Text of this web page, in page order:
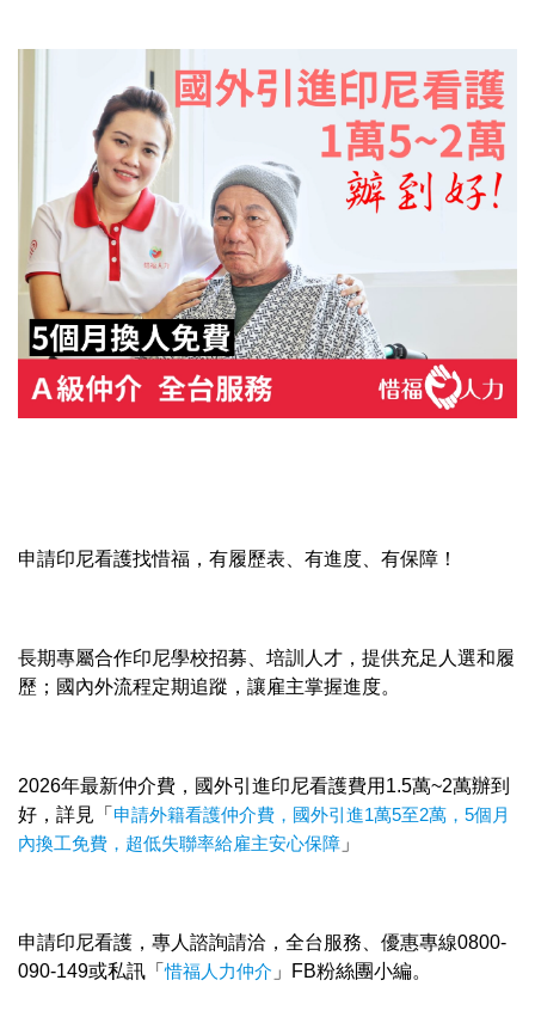
申請印尼看護找惜福，有履歷表、有進度、有保障！
長期專屬合作印尼學校招募、培訓人才，提供充足人選和履
歷；國內外流程定期追蹤，讓雇主掌握進度。
2026年最新仲介費，國外引進印尼看護費用1.5萬~2萬辦到
好，詳見「 申請外籍看護仲介費，國外引進1萬5至2萬，5個月
內換工免費，超低失聯率給雇主安心保障 」
申請印尼看護，專人諮詢請洽，全台服務、優惠專線0800-
090-149或私訊「惜福人力仲介 」FB粉絲團小編。